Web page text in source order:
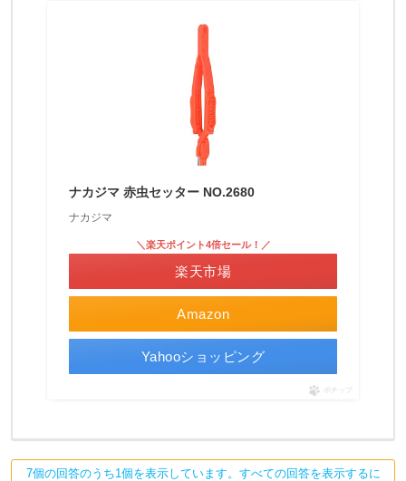
ナカジマ 赤虫セッター NO.2680
ナカジマ
Amazon
＼楽天ポイント4倍セール！／
楽天市場
Yahooショッピング
ポチップ
7個の回答のうち1個を表示しています。すべての回答を表示するに